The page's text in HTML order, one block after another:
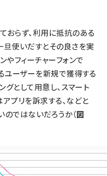
おらず、利用に抵抗のある
旦使いだすとその良さを実
やフィーチャーフォンで
ユーザーを新規で獲得する
グとして用意し、スマート
プリを訴求する、などと
ではないだろうか（図